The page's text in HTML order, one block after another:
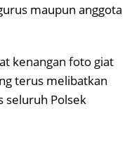
maupun anggota
kenangan foto giat
terus melibatkan
seluruh Polsek